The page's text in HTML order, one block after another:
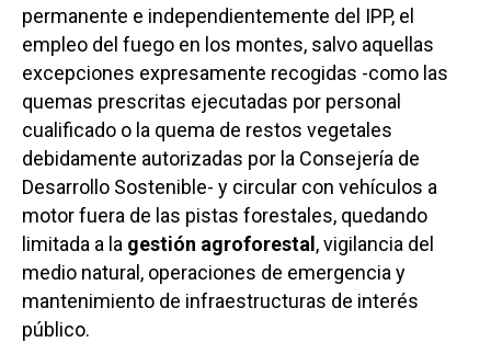
permanente e independientemente del IPP, el
empleo del fuego en los montes, salvo aquellas
excepciones expresamente recogidas -como las
quemas prescritas ejecutadas por personal
cualificado o la quema de restos vegetales
debidamente autorizadas por la Consejería de
Desarrollo Sostenible- y circular con vehículos a
motor fuera de las pistas forestales, quedando
limitada a la gestión agroforestal, vigilancia del
medio natural, operaciones de emergencia y
mantenimiento de infraestructuras de interés
público.
Castilla-La
Toledo
Ciudad Real
Albacete
Cuenca
Guadalajara
Sanidad
Economía
Educación
Cultura